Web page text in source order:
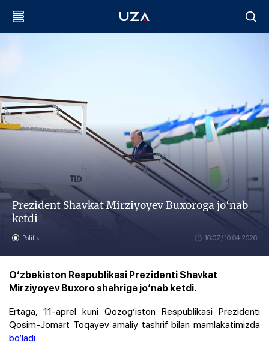
Prezident Shavkat Mirziyoyev Buxoroga jo‘nab
ketdi
Politik 16:07 / 10.04.2026
O‘zbekiston Respublikasi Prezidenti Shavkat
Mirziyoyev Buxoro shahriga jo‘nab ketdi.
Ertaga, 11-aprel kuni Qozog‘iston Respublikasi Prezidenti
Qosim-Jomart Toqayev amaliy tashrif bilan mamlakatimizda
bo‘ladi.